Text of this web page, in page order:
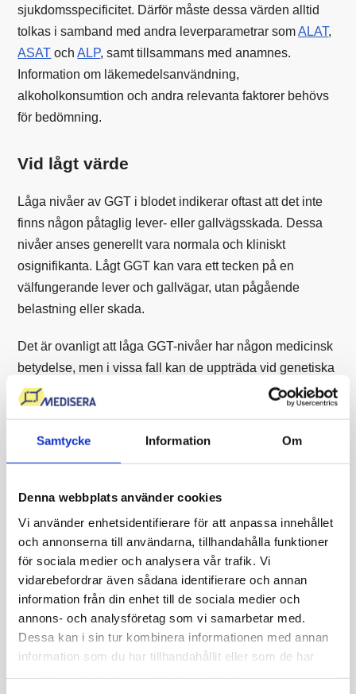
Samtycke Information Om
Denna webbplats använder cookies
Vi använder enhetsidentifierare för att anpassa innehållet
och annonserna till användarna, tillhandahålla funktioner
för sociala medier och analysera vår trafik. Vi
vidarebefordrar även sådana identifierare och annan
information från din enhet till de sociala medier och
annons- och analysföretag som vi samarbetar med.
Dessa kan i sin tur kombinera informationen med annan
information som du har tillhandahållit eller som de har
sjukdomsspecificitet. Därför måste dessa värden alltid
tolkas i samband med andra leverparametrar somALAT,
ASAT ochALP, samt tillsammans med anamnes.
Information om läkemedelsanvändning,
alkoholkonsumtion och andra relevanta faktorer behövs
för bedömning.
Vid lågt värde
Låga nivåer av GGT i blodet indikerar oftast att det inte
finns någon påtaglig lever- eller gallvägsskada. Dessa
nivåer anses generellt vara normala och kliniskt
osignifikanta. Lågt GGT kan vara ett tecken på en
välfungerande lever och gallvägar, utan pågående
belastning eller skada.
Det är ovanligt att låga GGT-nivåer har någon medicinsk
betydelse, men i vissa fall kan de uppträda vid genetiska
variationer eller som en följd av faktorer som påverkar
enzymproduktionen. Låga värden kan också ses i
andra levervärden och personens övergripande
hälsotillstånd, eftersom GGT främst används för att
upptäcka förhöjda nivåer som signalerar leverpåverkan
eller gallvägsproblem.
Tester som innehåller denna